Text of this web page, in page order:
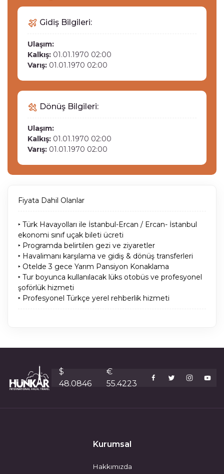
Gidiş Bilgileri:
Ulaşım:
Kalkış: 01.01.1970 02:00
Varış: 01.01.1970 02:00
Dönüş Bilgileri:
Ulaşım:
Kalkış: 01.01.1970 02:00
Varış: 01.01.1970 02:00
Fiyata Dahil Olanlar
‣ Türk Havayolları ile İstanbul-Ercan / Ercan- İstanbul
ekonomi sınıf uçak bileti ücreti
‣ Programda belirtilen gezi ve ziyaretler
‣ Havalimanı karşılama ve gidiş & dönüş transferleri
‣ Otelde 3 gece Yarım Pansiyon Konaklama
‣ Tur boyunca kullanılacak lüks otobüs ve profesyonel
şoförlük hizmeti
‣ Profesyonel Türkçe yerel rehberlik hizmeti
$
48.0846
€
55.4223
Kurumsal
Hakkımızda